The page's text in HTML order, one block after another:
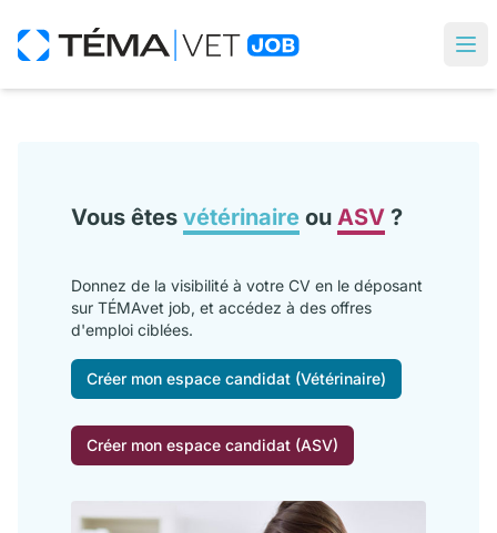
Vous êtes vétérinaire ou ASV ?
Donnez de la visibilité à votre CV en le déposant
sur TÉMAvet job, et accédez à des offres
d'emploi ciblées.
Créer mon espace candidat (Vétérinaire)
Créer mon espace candidat (ASV)